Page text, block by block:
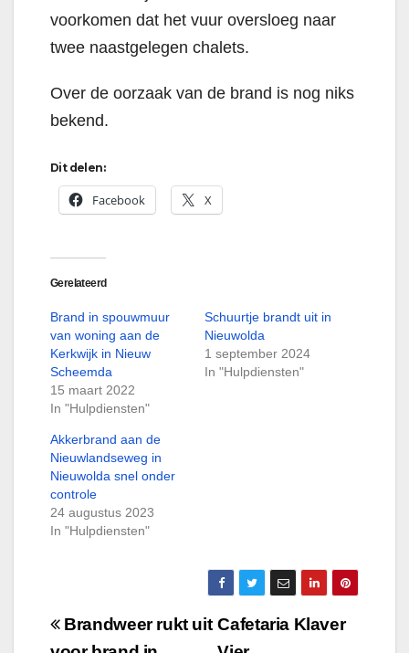
voorkomen dat het vuur oversloeg naar
twee naastgelegen chalets.
Over de oorzaak van de brand is nog niks
bekend.
Dit delen:
Facebook X
Gerelateerd
Brand in spouwmuur
van woning aan de
Kerkwijk in Nieuw
Scheemda
15 maart 2022
In "Hulpdiensten"
Schuurtje brandt uit in
Nieuwolda
1 september 2024
In "Hulpdiensten"
Akkerbrand aan de
Nieuwlandseweg in
Nieuwolda snel onder
controle
24 augustus 2023
In "Hulpdiensten"
Bericht
Cafetaria Klaver
Brandweer rukt uit